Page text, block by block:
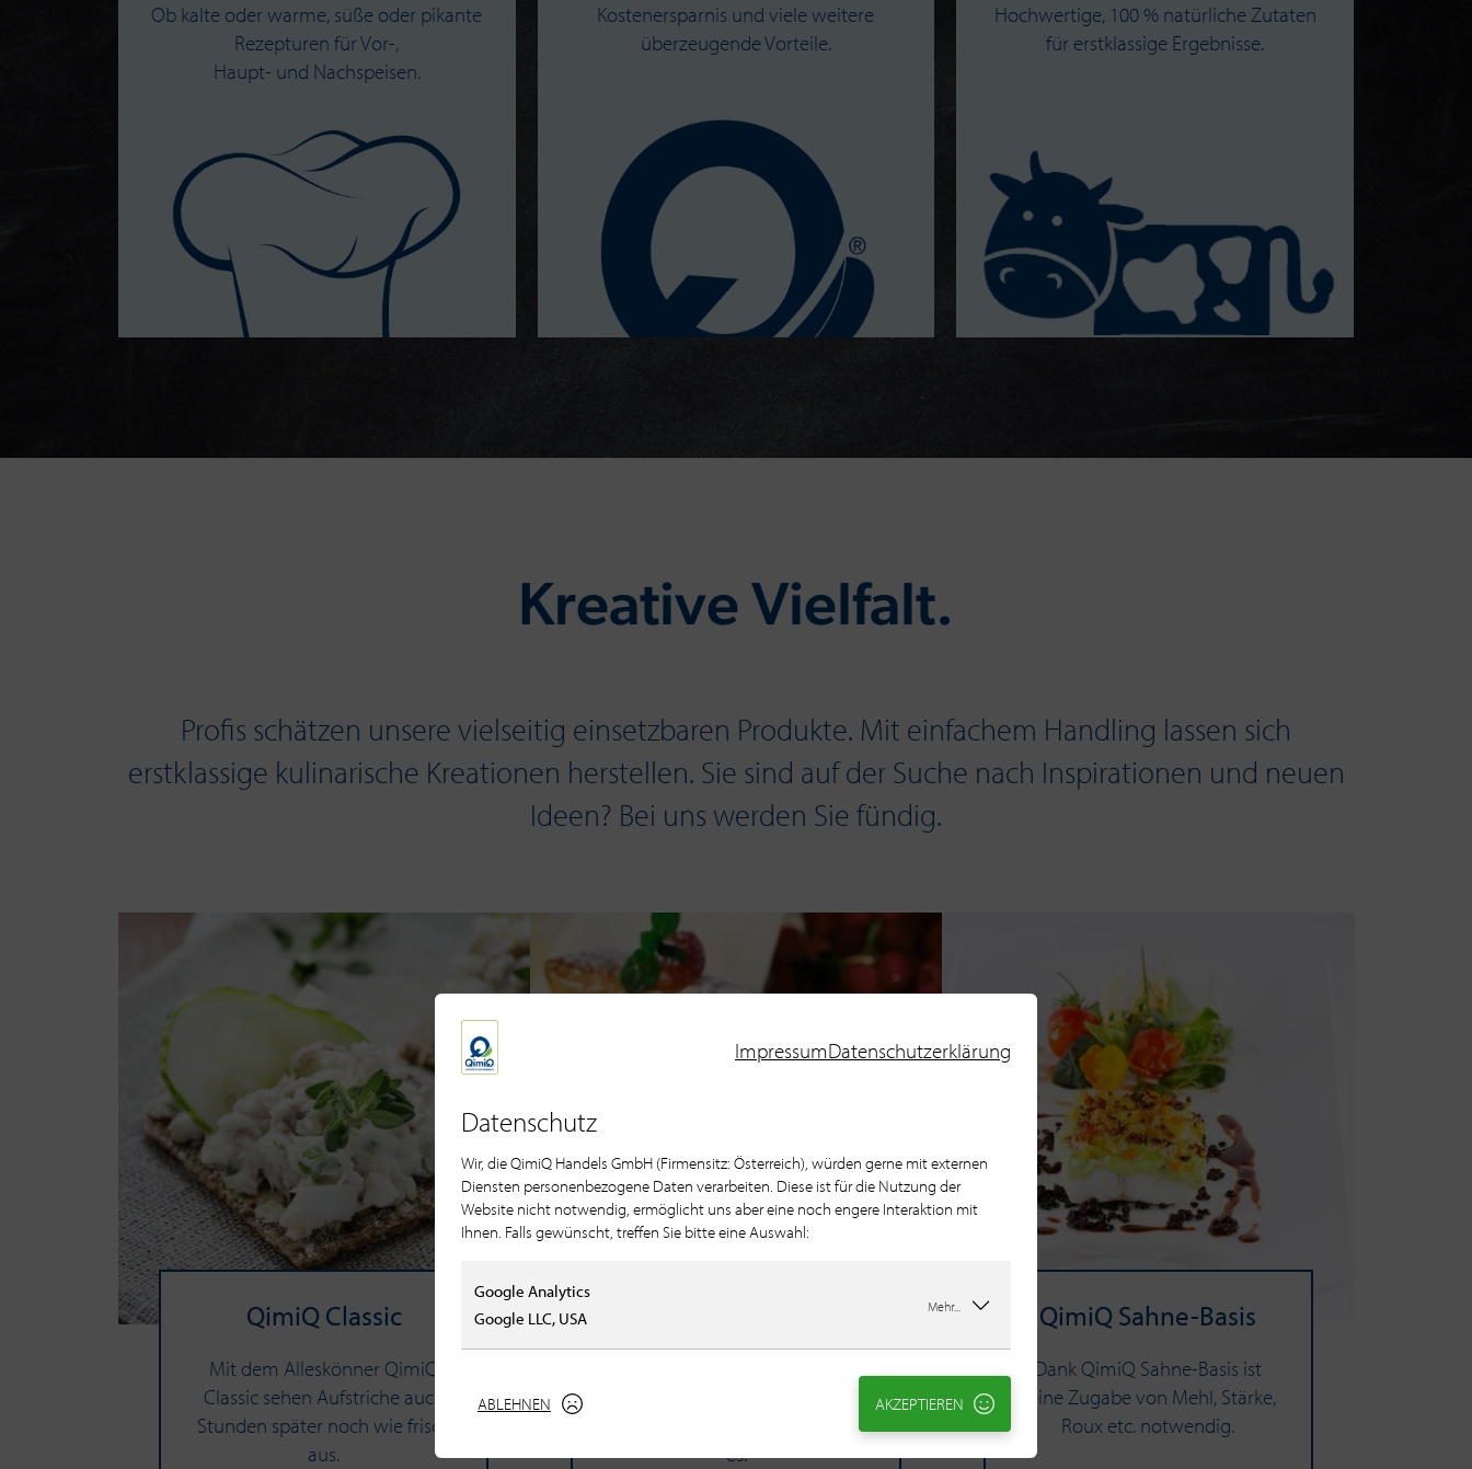
Ob kalte oder warme, süße oder pikante
Rezepturen für Vor-,
Haupt- und Nachspeisen.
Kostenersparnis und viele weitere
überzeugende Vorteile.
Hochwertige, 100 % natürliche Zutaten
für erstklassige Ergebnisse.
Kreative Vielfalt.
Profis schätzen unsere vielseitig einsetzbaren Produkte. Mit einfachem Handling lassen sich
erstklassige kulinarische Kreationen herstellen. Sie sind auf der Suche nach Inspirationen und neuen
Ideen? Bei uns werden Sie fündig.
QimiQ Clas­sic
Mit dem Alleskönner QimiQ
Classic sehen Aufstriche auch
Stunden später noch wie frisch
aus.
QimiQ Classic Vanille ermöglicht
es.
QimiQ Sahne-​Basis
Dank QimiQ Sahne-Basis ist
keine Zugabe von Mehl, Stärke,
Roux etc. notwendig.
ImpressumDatenschutzerklärung
Datenschutz
Wir, die QimiQ Handels GmbH (Firmensitz: Österreich), würden gerne mit externen
Diensten personenbezogene Daten verarbeiten. Diese ist für die Nutzung der
Website nicht notwendig, ermöglicht uns aber eine noch engere Interaktion mit
Ihnen. Falls gewünscht, treffen Sie bitte eine Auswahl:
Google Analytics
Google LLC, USA
Mehr...
ABLEHNEN AKZEPTIEREN